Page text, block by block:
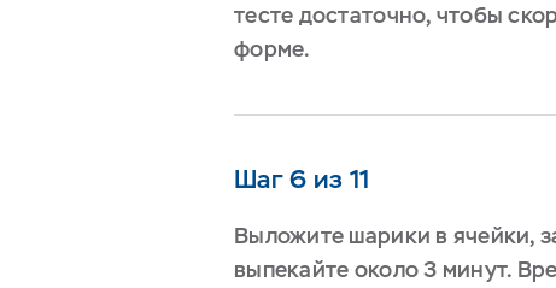
тесте достаточно, чтобы
форме.
Шаг 6 из 11
Выложите шарики в ячейки,
выпекайте около 3 минут.